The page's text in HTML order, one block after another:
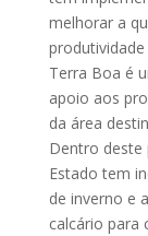
melhorar a
Terra Boa é
apoio aos
da área
Dentro deste
Estado tem
de inverno e
calcário para